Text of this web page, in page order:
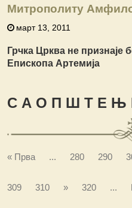
Митрополиту
март 13, 2011
Грчка Црква не
Епископа Артемија
С А О П Ш Т Е Њ
« Прва ... 280 290
309
310 » 320 ...